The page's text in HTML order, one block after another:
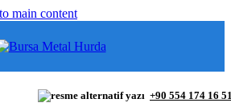
main content
+90 554 174 16